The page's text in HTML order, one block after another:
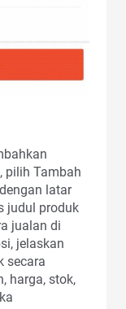
pilih Tambah
latar
judul produk
jualan di
jelaskan
secara
harga, stok,